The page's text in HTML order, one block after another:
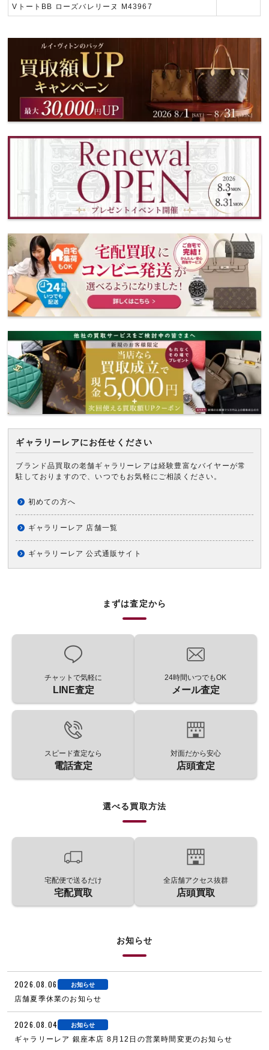
ギャラリーレアにお任せください
ブランド品買取の老舗ギャラリーレアは経験豊富なバイヤーが常
駐しておりますので、いつでもお気軽にご相談ください。
初めての方へ
ギャラリーレア 店舗一覧
ギャラリーレア 公式通販サイト
VトートBB ローズバレリーヌ M43967
まずは査定から
チャットで気軽に
LINE査定
24時間いつでもOK
メール査定
スピード査定なら
電話査定
対面だから安心
店頭査定
選べる買取方法
宅配便で送るだけ
宅配買取
全店舗アクセス抜群
店頭買取
お知らせ
2026.08.06 お知らせ
店舗夏季休業のお知らせ
2026.08.04 お知らせ
ギャラリーレア 銀座本店 8月12日の営業時間変更のお知らせ